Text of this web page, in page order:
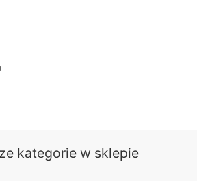
kategorie w sklepie